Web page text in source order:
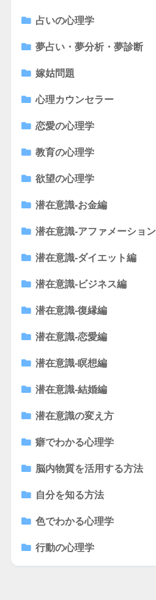
占いの心理学
夢占い・夢分析・夢診断
嫁姑問題
心理カウンセラー
恋愛の心理学
教育の心理学
欲望の心理学
潜在意識-お金編
潜在意識-アファメーション
潜在意識-ダイエット編
潜在意識-ビジネス編
潜在意識-復縁編
潜在意識-恋愛編
潜在意識-瞑想編
潜在意識-結婚編
潜在意識の変え方
癖でわかる心理学
脳内物質を活用する方法
自分を知る方法
色でわかる心理学
行動の心理学